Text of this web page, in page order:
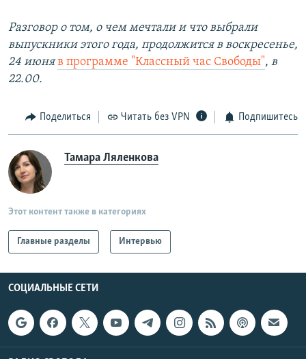
Разговор о том, о чем мечтали и что выбрали
выпускники этого года, продолжится в воскресенье,
24 июняв программе "Классный час Свободы", в
22.00.
Поделиться Читать без VPN Подпишитесь
Тамара Ляленкова
Этот контент также в категориях
Главные разделы Интервью
СОЦИАЛЬНЫЕ СЕТИ